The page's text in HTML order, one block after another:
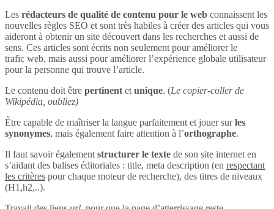
Les rédacteurs de qualité de contenu pour le web connaissent les
nouvelles règles SEO et sont très habiles à créer des articles qui vous
aideront à obtenir un site découvert dans les recherches et aussi de
sens. Ces articles sont écrits non seulement pour améliorer le
trafic web, mais aussi pour améliorer l’expérience globale utilisateur
pour la personne qui trouve l’article.
Le contenu doit être pertinent et unique. (Le copier-coller de
Wikipédia, oubliez)
Être capable de maîtriser la langue parfaitement et jouer surles
synonymes, mais également faire attention à l’orthographe.
Il faut savoir également structurer le texte de son site internet en
s’aidant des balises éditoriales : title, meta description (en respectant
les critères pour chaque moteur de recherche), des titres de niveaux
(H1,h2,..).